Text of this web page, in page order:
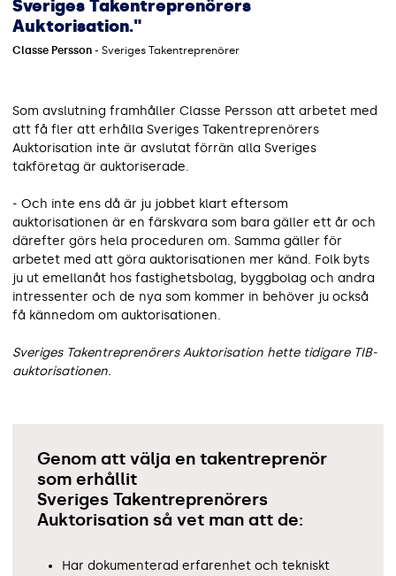
Sveriges Takentreprenörers
Auktorisation."
Classe Persson - Sveriges Takentreprenörer
Som avslutning framhåller Classe Persson att arbetet med
att få fler att erhålla Sveriges Takentreprenörers
Auktorisation inte är avslutat förrän alla Sveriges
takföretag är auktoriserade.
- Och inte ens då är ju jobbet klart eftersom
auktorisationen är en färskvara som bara gäller ett år och
därefter görs hela proceduren om. Samma gäller för
arbetet med att göra auktorisationen mer känd. Folk byts
ju ut emellanåt hos fastighetsbolag, byggbolag och andra
intressenter och de nya som kommer in behöver ju också
få kännedom om auktorisationen.
Sveriges Takentreprenörers Auktorisation hette tidigare TIB-
auktorisationen.
Genom att välja en takentreprenör
som erhållit
Sveriges Takentreprenörers
Auktorisation så vet man att de:
Har dokumenterad erfarenhet och tekniskt